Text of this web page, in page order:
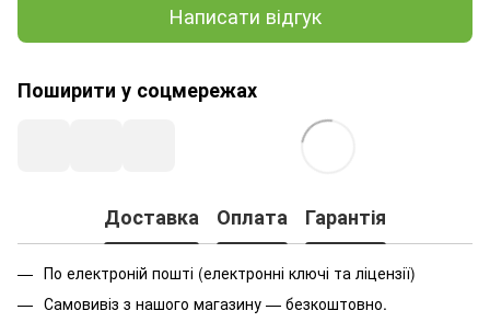
Написати відгук
Поширити у соцмережах
Доставка Оплата Гарантія
По електроній пошті (електронні ключі та ліцензії)
Самовивіз з нашого магазину — безкоштовно.